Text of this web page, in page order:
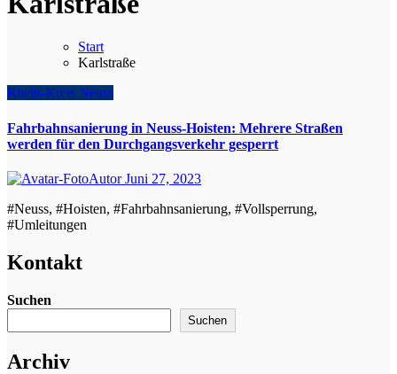
Start
Karlstraße
Rhein-Kreis Neuss
Fahrbahnsanierung in Neuss-Hoisten: Mehrere Straßen
werden für den Durchgangsverkehr gesperrt
AutorJuni 27, 2023
#Neuss, #Hoisten, #Fahrbahnsanierung, #Vollsperrung,
#Umleitungen
Kontakt
Suchen
Suchen
Archiv